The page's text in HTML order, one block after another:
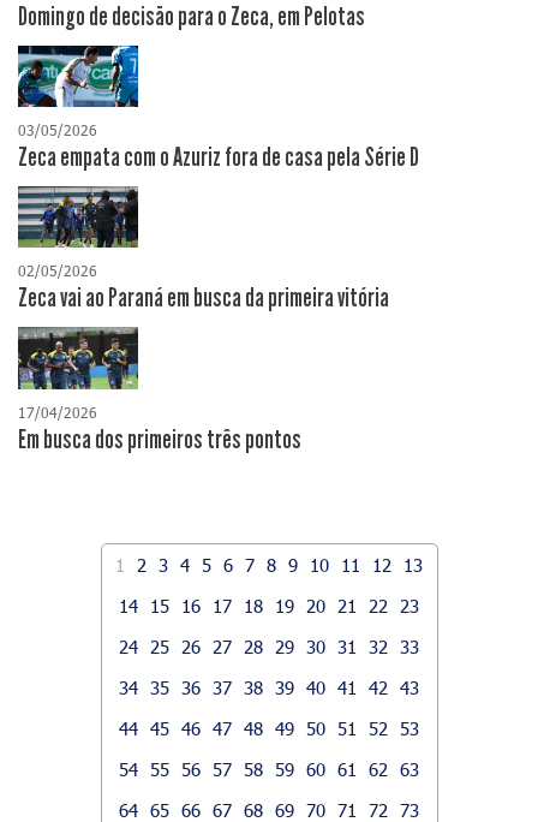
Domingo de decisão para o Zeca, em Pelotas
03/05/2026
Zeca empata com o Azuriz fora de casa pela Série D
02/05/2026
Zeca vai ao Paraná em busca da primeira vitória
17/04/2026
​Em busca dos primeiros três pontos
1 2 3 4 5 6 7 8 9 10 11 12
13
14
15 16 17 18 19 20 21 22
23
24
25 26 27 28 29 30 31 32
33
34
35 36 37 38 39 40 41 42
43
44 45 46 47 48 49 50 51 52
53
54
55 56 57 58 59 60 61 62
63
64 65 66 67 68 69 70 71 72
73